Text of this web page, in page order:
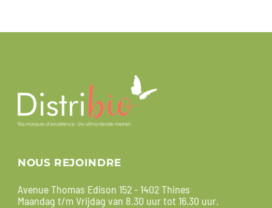
NOUS REJOINDRE
Avenue Thomas Edison 152 - 1402 Thines
Maandag t/m Vrijdag van 8.30 uur tot 16.30 uur.